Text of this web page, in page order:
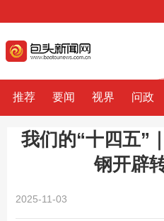
推荐 要闻 视界 问政
我们的“十四五”
钢开辟
2025-11-03